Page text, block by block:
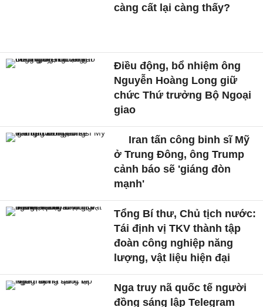
càng cất lại càng thấy?
Điều động, bổ nhiệm ông
Nguyễn Hoàng Long giữ
chức Thứ trưởng Bộ Ngoại
giao
Iran tấn công binh sĩ Mỹ
ở Trung Đông, ông Trump
cảnh báo sẽ 'giáng đòn
mạnh'
Tổng Bí thư, Chủ tịch nước:
Tái định vị TKV thành tập
đoàn công nghiệp năng
lượng, vật liệu hiện đại
Nga truy nã quốc tế người
đồng sáng lập Telegram